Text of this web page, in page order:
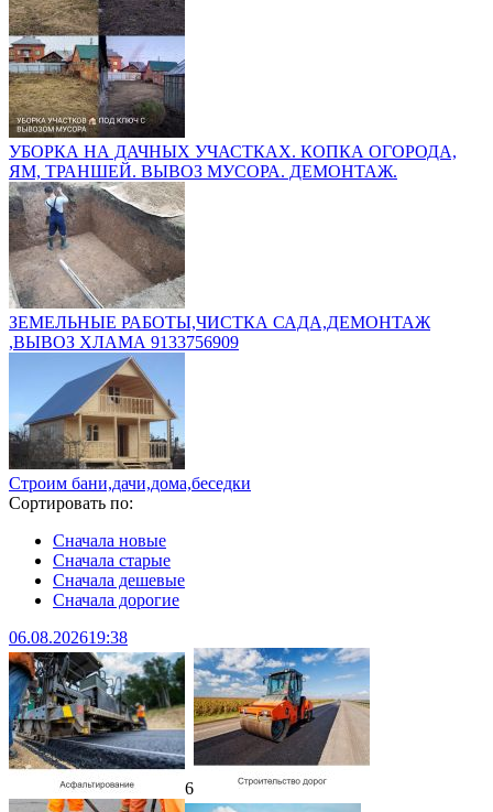
УБОРКА НА ДАЧНЫХ УЧАСТКАХ. КОПКА ОГОРОДА,
ЯМ, ТРАНШЕЙ. ВЫВОЗ МУСОРА. ДЕМОНТАЖ.
ЗЕМЕЛЬНЫЕ РАБОТЫ,ЧИСТКА САДА,ДЕМОНТАЖ
,ВЫВОЗ ХЛАМА 9133756909
Строим бани,дачи,дома,беседки
Сортировать по:
Сначала новые
Сначала старые
Сначала дешевые
Сначала дорогие
06.08.202619:38
6